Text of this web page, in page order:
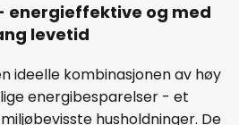
energieffektive og med
levetid
ideelle kombinasjonen av høy
energibesparelser - et
husholdninger. De